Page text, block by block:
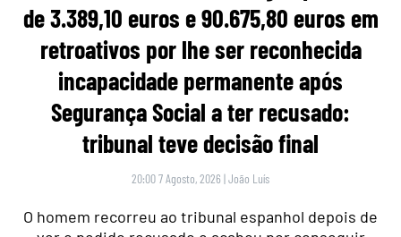
de 3.389,10 euros e 90.675,80 euros em
retroativos por lhe ser reconhecida
incapacidade permanente após
Segurança Social a ter recusado:
tribunal teve decisão final
20:00 7 Agosto, 2026 |João Luís
O homem recorreu ao tribunal espanhol depois de